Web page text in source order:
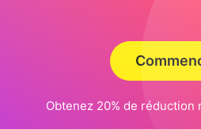
Obtenez 20% de réduction